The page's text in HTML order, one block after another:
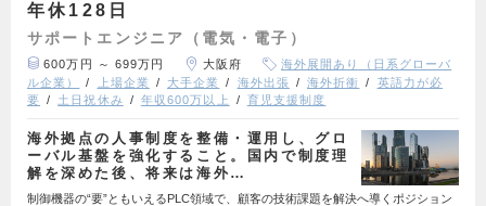
年休128日
サポートエンジニア（電気・電子）
600万円 ～ 699万円 大阪府
海外展開あり（日系グローバ
ル企業）
上場企業 大手企業 海外出張 海外折衝
英語力が必
要
土日祝休み 年収600万以上 育児支援制度
海外拠点の人事制度を整備・運用し、グロ
ーバル基盤を強化すること。国内で制度理
解を深めた後、将来は海外…
制御機器の“要”ともいえるPLC領域で、顧客の技術課題を解決へ導くポジション